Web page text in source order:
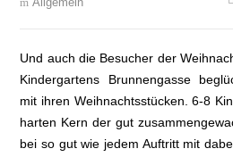
Und auch die Besucher der
Kindergartens Brunnengasse
mit ihren Weihnachtsstücken. 6-8
harten Kern der gut
bei so gut wie jedem Auftritt mit